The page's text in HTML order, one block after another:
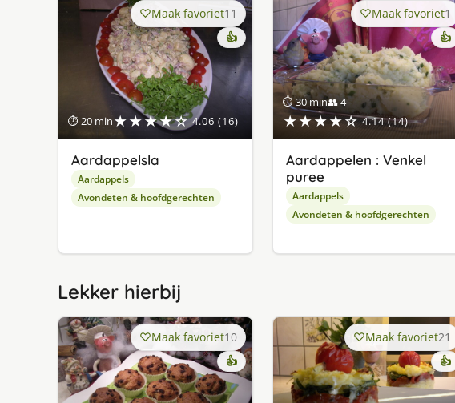
⏱ 20 min★★★★☆ 4.06 (16)
Maak favoriet11
👍
Aardappelsla
Aardappels
Avondeten & hoofdgerechten
⏱ 30 min👥 4
★★★★☆ 4.14 (14)
Maak favoriet1
👍
Aardappelen : Venkel
puree
Aardappels
Avondeten & hoofdgerechten
Lekker hierbij
Maak favoriet10
👍
Maak favoriet21
👍